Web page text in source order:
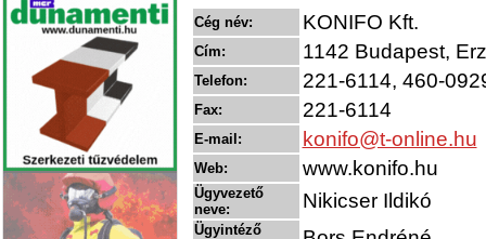
Cég név: KONIFO Kft.
Cím: 1142 Budapest,
Telefon: 221-6114, 460-
Fax: 221-6114
E-mail: konifo@t-online.hu
Web: www.konifo.hu
Ügyvezető
neve:
Nikicser Ildikó
Ügyintéző